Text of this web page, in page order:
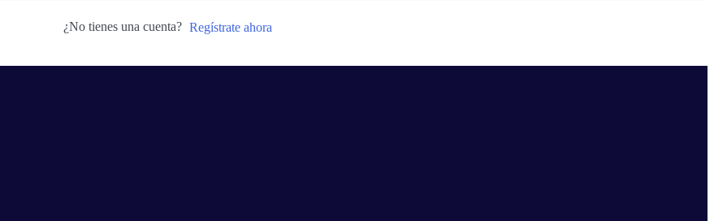
¿No tienes una cuenta? Regístrate ahora